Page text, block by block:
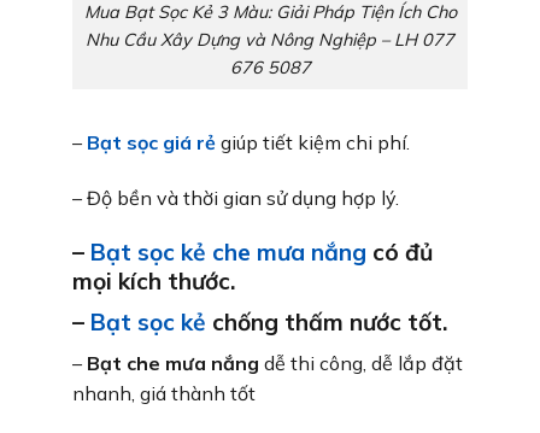
Mua Bạt Sọc Kẻ 3 Màu: Giải Pháp Tiện Ích Cho
Nhu Cầu Xây Dựng và Nông Nghiệp – LH 077
676 5087
– Bạt sọc giá rẻ giúp tiết kiệm chi phí.
– Độ bền và thời gian sử dụng hợp lý.
– Bạt sọc kẻ che mưa nắng có đủ
mọi kích thước.
– Bạt sọc kẻ chống thấm nước tốt.
– Bạt che mưa nắng dễ thi công, dễ lắp đặt
nhanh, giá thành tốt